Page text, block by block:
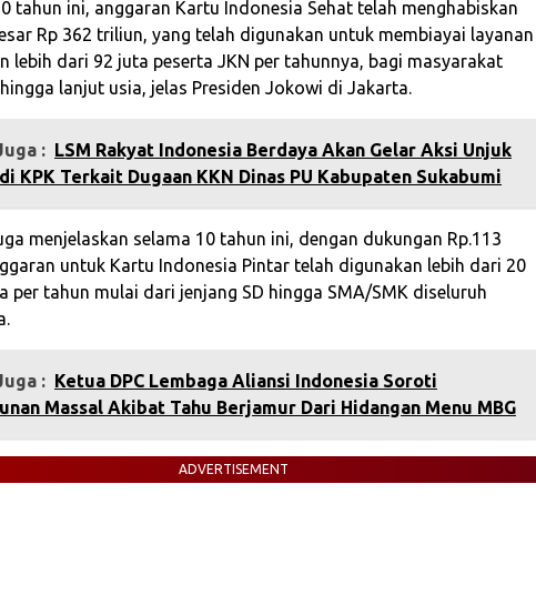
tahun ini, anggaran Kartu Indonesia Sehat telah menghabiskan
Rp 362 triliun, yang telah digunakan untuk membiayai layanan
lebih dari 92 juta peserta JKN per tahunnya, bagi masyarakat
lanjut usia, jelas Presiden Jokowi di Jakarta.
:
LSM Rakyat Indonesia Berdaya Akan Gelar Aksi Unjuk
di KPK Terkait Dugaan KKN Dinas PU Kabupaten Sukabumi
menjelaskan selama 10 tahun ini, dengan dukungan Rp.113
untuk Kartu Indonesia Pintar telah digunakan lebih dari 20
per tahun mulai dari jenjang SD hingga SMA/SMK diseluruh
:
Ketua DPC Lembaga Aliansi Indonesia Soroti
Massal Akibat Tahu Berjamur Dari Hidangan Menu MBG
ADVERTISEMENT